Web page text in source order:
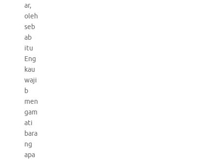
ar,
oleh
seb
ab
itu
Eng
kau
waji
b
men
gam
ati
bara
ng
apa